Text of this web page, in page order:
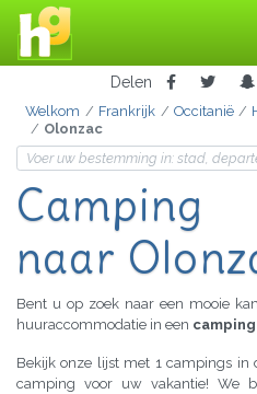
Delen
Welkom Frankrijk Occitanië
Olonzac
Camping
naar
Bent u op zoek naar een mooie
huuraccommodatie in een
Bekijk onze lijst met 1 campings in
camping voor uw vakantie! We